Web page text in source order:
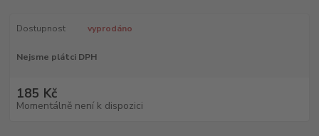
Dostupnost vyprodáno
Nejsme plátci DPH
185 Kč
Momentálně není k dispozici